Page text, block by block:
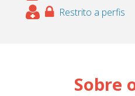
Restrito a perfis
Sobre